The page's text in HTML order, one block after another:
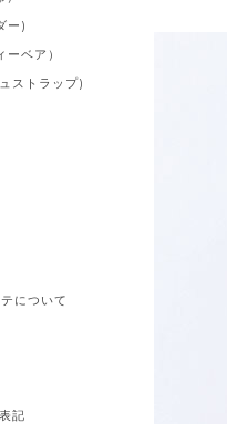
ー)
ベア）
ストラップ)
について
記